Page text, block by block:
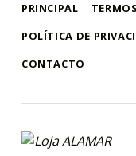
PRINCIPAL
POLÍTICA DE
CONTACTO
loja alamar
LOJA ONLINE DO MUSEU DA BALEIA – ALAMAR STORE